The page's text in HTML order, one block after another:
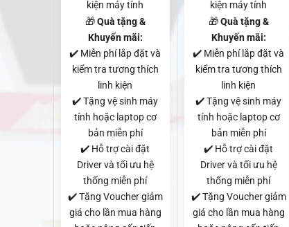
là:
3.490.000₫.
tại
là:
2.050.000₫.
kiện máy tính
🎁Quà tặng &
Khuyến mãi:
✔️ Miễn phí lắp đặt và
kiểm tra tương thích
linh kiện
✔️ Tặng vệ sinh máy
tính hoặc laptop cơ
bản miễn phí
✔️ Hỗ trợ cài đặt
Driver và tối ưu hệ
thống miễn phí
✔️ Tặng Voucher giảm
giá cho lần mua hàng
kiện máy tính
🎁Quà tặng &
Khuyến mãi:
✔️ Miễn phí lắp đặt và
kiểm tra tương thích
linh kiện
✔️ Tặng vệ sinh máy
tính hoặc laptop cơ
bản miễn phí
✔️ Hỗ trợ cài đặt
Driver và tối ưu hệ
thống miễn phí
✔️ Tặng Voucher giảm
giá cho lần mua hàng